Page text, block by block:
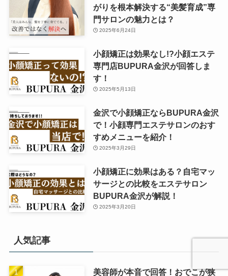
がりを根本解決する“美髪育成”専
門サロンの魅力とは？
2025年6月24日
小顔矯正は効果なし!?小顔エステ
専門店BUPURA金沢が回答しま
す！
2025年5月13日
金沢で小顔矯正ならBUPURA金沢
で！小顔専門エステサロンのおす
すめメニューを紹介！
2025年3月29日
小顔矯正に効果はある？自宅マッ
サージとの比較をエステサロン
BUPURA金沢が解説！
2025年3月20日
人気記事
美容師が本音で回答！おでこが狭